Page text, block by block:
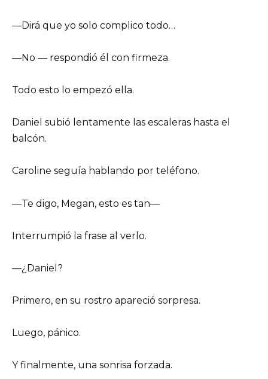
—Dirá que yo solo complico todo…
—No — respondió él con firmeza.
Todo esto lo empezó ella.
Daniel subió lentamente las escaleras hasta el
balcón.
Caroline seguía hablando por teléfono.
—Te digo, Megan, esto es tan—
Interrumpió la frase al verlo.
—¿Daniel?
Primero, en su rostro apareció sorpresa.
Luego, pánico.
Y finalmente, una sonrisa forzada.